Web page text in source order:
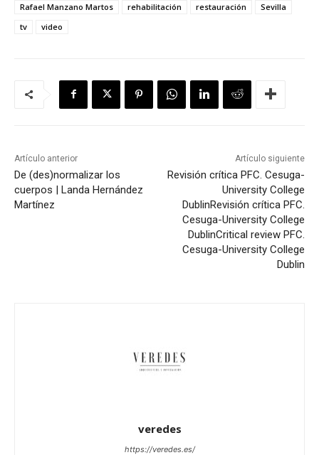
Rafael Manzano Martos rehabilitación restauración
Sevilla
tv
video
Artículo anterior
De (des)normalizar los
cuerpos | Landa Hernández
Martínez
Artículo siguiente
Revisión crítica PFC. Cesuga-
University College
DublinRevisión crítica PFC.
Cesuga-University College
DublinCritical review PFC.
Cesuga-University College
Dublin
veredes
https://veredes.es/